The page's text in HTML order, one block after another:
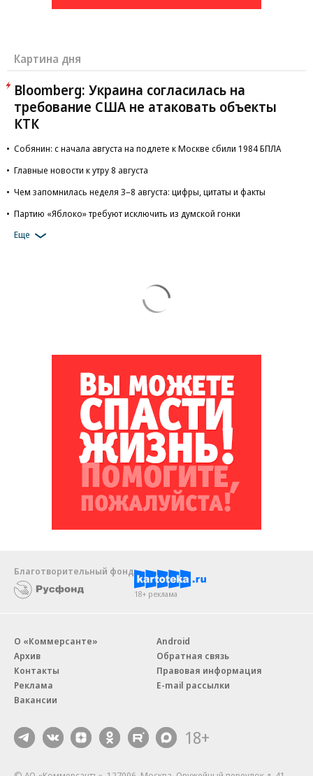
Картина дня
Bloomberg: Украина согласилась на
требование США не атаковать объекты
КТК
Собянин: с начала августа на подлете к Москве сбили 1984 БПЛА
Главные новости к утру 8 августа
Чем запомнилась неделя 3–8 августа: цифры, цитаты и факты
Партию «Яблоко» требуют исключить из думской гонки
Еще
Благотворительный фонд
18+ реклама
О «Коммерсанте»
Архив
Контакты
Реклама
Вакансии
Android
Обратная связь
Правовая информация
E-mail рассылки
18+